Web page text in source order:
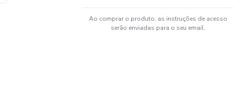
Ao comprar o produto, as instruções de acesso
serão enviadas para o seu email.